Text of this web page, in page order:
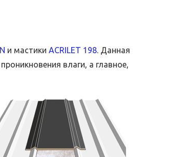
и мастикиACRILET 198. Данная
влаги, а главное,